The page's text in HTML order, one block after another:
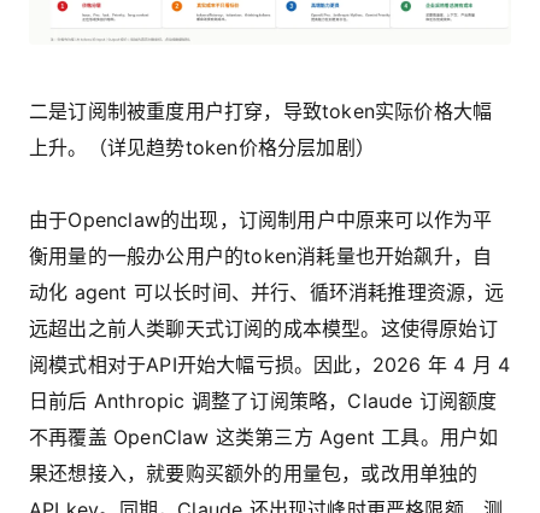
二是订阅制被重度用户打穿，导致token实际价格大幅
上升。（详见趋势token价格分层加剧）
由于Openclaw的出现，订阅制用户中原来可以作为平
衡用量的一般办公用户的token消耗量也开始飙升，自
动化 agent 可以长时间、并行、循环消耗推理资源，远
远超出之前人类聊天式订阅的成本模型。这使得原始订
阅模式相对于API开始大幅亏损。因此，2026 年 4 月 4
日前后 Anthropic 调整了订阅策略，Claude 订阅额度
不再覆盖 OpenClaw 这类第三方 Agent 工具。用户如
果还想接入，就要购买额外的用量包，或改用单独的